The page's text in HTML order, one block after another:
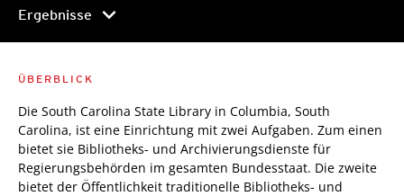
Ergebnisse chevron_right
ÜBERBLICK
Die South Carolina State Library in Columbia, South
Carolina, ist eine Einrichtung mit zwei Aufgaben. Zum einen
bietet sie Bibliotheks- und Archivierungsdienste für
Regierungsbehörden im gesamten Bundesstaat. Die zweite
bietet der Öffentlichkeit traditionelle Bibliotheks- und